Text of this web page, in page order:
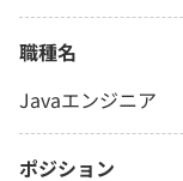
職種名
Javaエンジニア
ポジション